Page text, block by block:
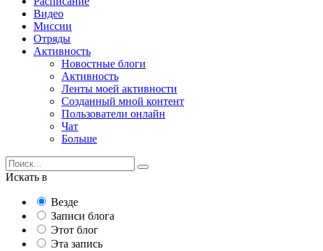
Видео
Миссии
Отряды
Активность
Новостные блоги
Активность
Ленты моей активности
Созданный мной контент
Пользователи онлайн
Чат
Больше
Искать в
Везде
Записи блога
Этот блог
Эта запись